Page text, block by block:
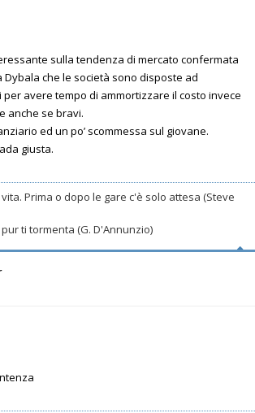
sulla tendenza di mercato confermata
Dybala che le società sono disposte ad
avere tempo di ammortizzare il costo invece
anche se bravi.
ed un po’ scommessa sul giovane.
giusta.
Prima o dopo le gare c'è solo attesa (Steve
ti tormenta (G. D'Annunzio)